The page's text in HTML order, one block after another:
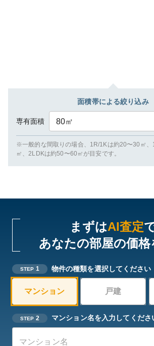
面積帯による絞り込み
専有面積 80㎡
※一般的な間取りの場合、1R/1Kは約20〜30㎡
㎡、2LDKは約50〜60㎡が目安です。
まずはAI査定
あなたの部屋の価格
STEP 1 物件の種類を選択してください
マンション 戸建
STEP 2 マンション名を入力してくださ